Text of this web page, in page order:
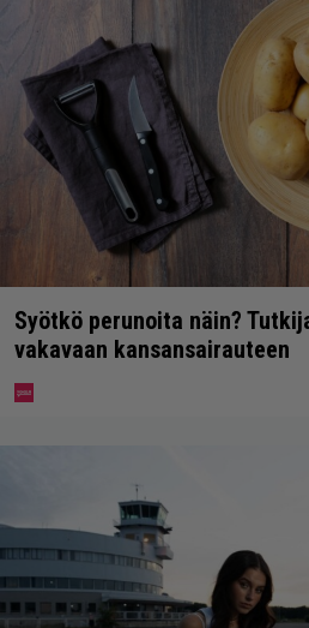
Syötkö perunoita näin?
vakavaan kansansairauteen